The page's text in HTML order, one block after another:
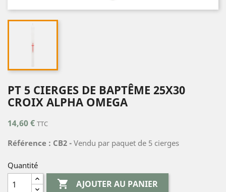
PT 5 CIERGES DE BAPTÊME 25X30
CROIX ALPHA OMEGA
14,60 € TTC
Référence : CB2 - Vendu par paquet de 5 cierges
Quantité
 AJOUTER AU PANIER